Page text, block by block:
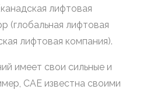
лифтовая
(глобальная лифтовая
лифтовая компания).
имеет свои сильные и
CAE известна своими